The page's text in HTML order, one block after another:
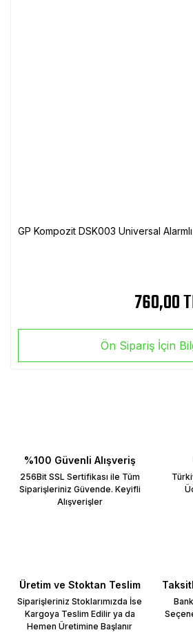
GP Kompozit DSK003 Universal
760,00
Ön Sipariş İçin
%100 Güvenli Alışveriş
256Bit SSL Sertifikası ile Tüm
Siparişleriniz Güvende. Keyifli
Alışverişler
Üretim ve Stoktan Teslim
Siparişleriniz Stoklarımızda İse
Kargoya Teslim Edilir ya da
Hemen Üretimine Başlanır